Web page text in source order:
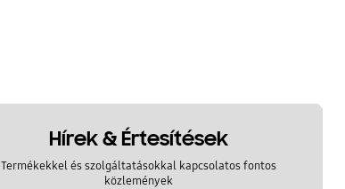
Hírek & Értesítések
Termékekkel és szolgáltatásokkal kapcsolatos fontos
közlemények